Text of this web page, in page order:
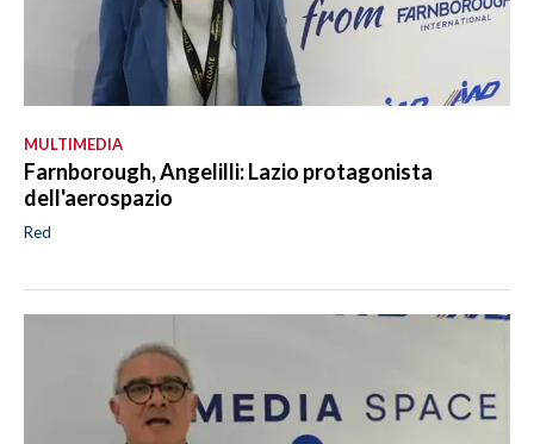
MULTIMEDIA
Farnborough, Angelilli: Lazio protagonista
dell'aerospazio
Red